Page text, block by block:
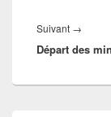
Suivant →
Départ des